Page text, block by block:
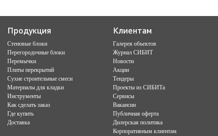
Продукция
Стеновые блоки
Перегородочные блоки
Перемычки
Плиты перекрытий
Сухие строительные смеси
Материалы для кладки
Инструменты
Как сделать заказ
Где купить
Доставка
Клиентам
Галерея объектов
Журнал СИБИТ
Новости
Акции
Тендеры
Проекты из СИБИТа
Сервисы
Вакансии
Публичная оферта
Дилерская политика
Корпоративным клиентам